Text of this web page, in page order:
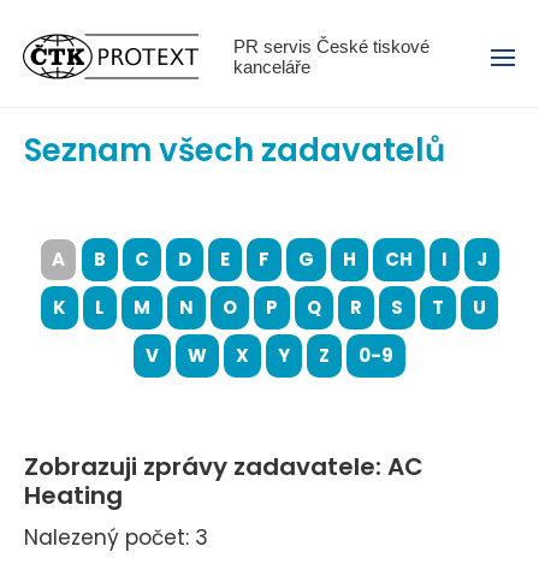
PR servis České tiskové
kanceláře
Menu
Seznam všech zadavatelů
A B C D E F G H CH I
J
K
L M N O P Q R S T
U
V
W X Y Z 0-9
Zobrazuji zprávy zadavatele: AC
Heating
Nalezený počet: 3